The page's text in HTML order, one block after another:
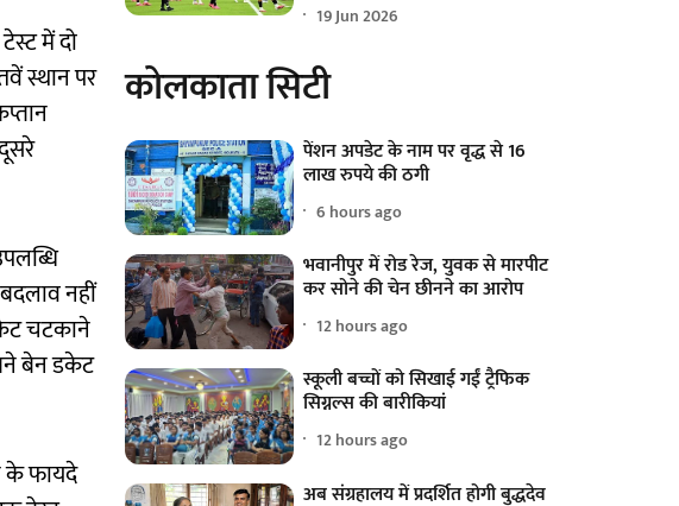
में दो
स्थान पर
नहीं
चटकाने
बेन डकेट
के फायदे
19 Jun 2026
कोलकाता सिटी
पेंशन अपडेट के नाम पर वृद्ध से 16
लाख रुपये की ठगी
6 hours ago
भवानीपुर में रोड रेज, युवक से मारपीट
कर सोने की चेन छीनने का आरोप
12 hours ago
स्कूली बच्चों को सिखाई गईं ट्रैफिक
सिग्नल्स की बारीकियां
12 hours ago
अब संग्रहालय में प्रदर्शित होगी बुद्धदेव